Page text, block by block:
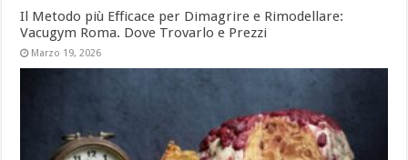
Il Metodo più Efficace per Dimagrire e Rimodellare:
Vacugym Roma. Dove Trovarlo e Prezzi
Marzo 19, 2026